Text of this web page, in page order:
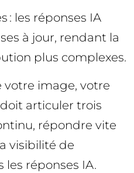
: les réponses IA
à jour, rendant la
plus complexes.
votre image, votre
articuler trois
répondre vite
visibilité de
les réponses IA.